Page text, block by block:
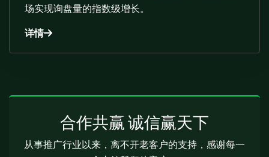
场实现询盘量的指数级增长。
详情
合作共赢 诚信赢天下
从事推广行业以来，离不开老客户的支持，感谢每一